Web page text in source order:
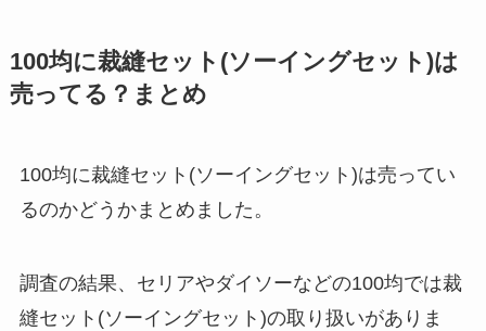
100均に裁縫セット(ソーイングセット)は
売ってる？まとめ
100均に裁縫セット(ソーイングセット)は売ってい
るのかどうかまとめました。
調査の結果、セリアやダイソーなどの100均では裁
縫セット(ソーイングセット)の取り扱いがありま